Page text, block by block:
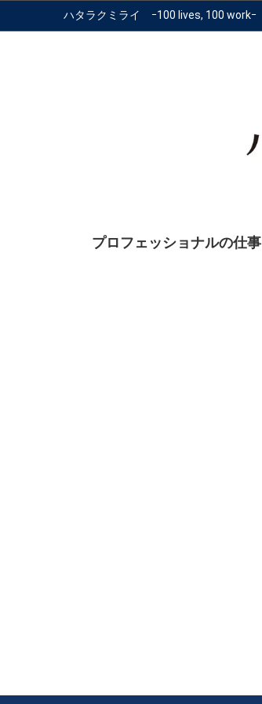
ハタラクミライ ｰ100 lives, 100 workｰ
プロフェッショナルの仕事